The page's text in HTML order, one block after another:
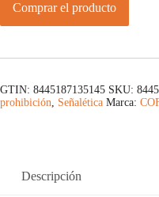
Comprar el producto
GTIN: 8445187135145 SKU:
prohibición, Señalética Marca:
Descripción